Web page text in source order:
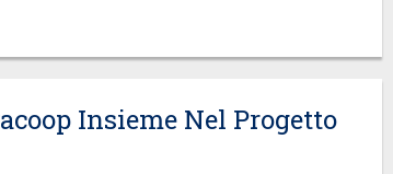
Insieme Nel Progetto